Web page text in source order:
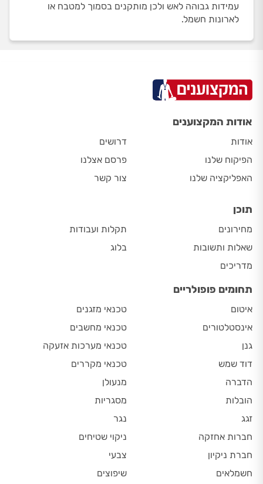
עמידות גבוהה לאש ולכן מותקנים בסמוך למטבח או
לארונות חשמל.
אודות המקצוענים
אודות
הפיקוח שלנו
האפליקציה שלנו
דרושים
פרסם אצלנו
צור קשר
תוכן
מחירונים
שאלות ותשובות
מדריכים
תקלות ועבודות
בלוג
תחומים פופולריים
איטום
אינסטלטורים
גנן
דוד שמש
הדברה
הובלות
זגג
חברות אחזקה
חברת ניקיון
חשמלאים
טכנאי מזגנים
טכנאי מחשבים
טכנאי מערכות אזעקה
טכנאי מקררים
מנעולן
מסגריות
נגר
ניקוי שטיחים
צבעי
שיפוצים